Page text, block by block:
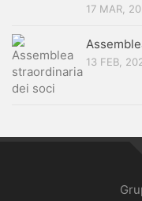
17 MAR,
13 FEB,